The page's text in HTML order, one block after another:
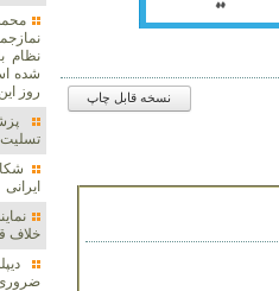
نسخه قابل چاپ
نظام
شده
روز
ایرانی
خلاف